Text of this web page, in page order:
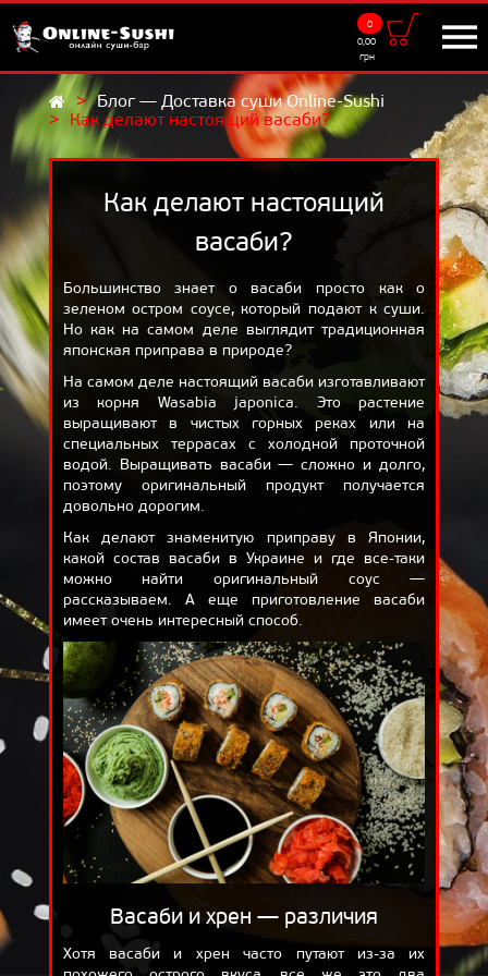
0
0,00
грн
Блог — Доставка суши Online-Sushi
Как делают настоящий васаби?
Как делают настоящий
васаби?
Большинство знает о васаби просто как о
зеленом остром соусе, который подают к суши.
Но как на самом деле выглядит традиционная
японская приправа в природе?
На самом деле настоящий васаби изготавливают
из корня Wasabia japonica. Это растение
выращивают в чистых горных реках или на
специальных террасах с холодной проточной
водой. Выращивать васаби — сложно и долго,
поэтому оригинальный продукт получается
довольно дорогим.
Как делают знаменитую приправу в Японии,
какой состав васаби в Украине и где все-таки
можно найти оригинальный соус —
рассказываем. А еще приготовление васаби
имеет очень интересный способ.
Васаби и хрен — различия
Хотя васаби и хрен часто путают из-за их
Доставка
9:00 - 22:00
UKR
МЕНЮ
Суши-сеты
Салаты
Напитки
САМОВЫВОЗ
АКЦИИ
ДОСТАВКА
КОРЗИНА
БЛОГ